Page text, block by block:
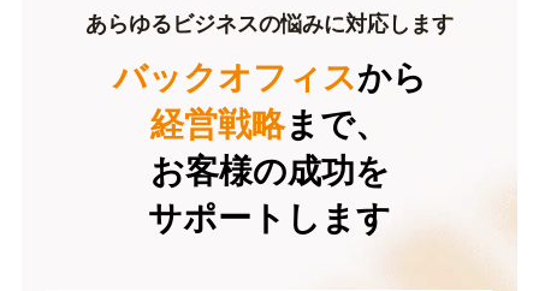
あらゆるビジネスの悩みに対応します
バックオフィスから
経営戦略まで、
お客様の成功を
サポートします